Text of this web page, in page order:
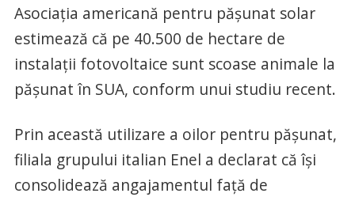
Asociația americană pentru pășunat solar
estimează că pe 40.500 de hectare de
instalații fotovoltaice sunt scoase animale la
pășunat în SUA, conform unui studiu recent.
Prin această utilizare a oilor pentru pășunat,
filiala grupului italian Enel a declarat că își
consolidează angajamentul față de